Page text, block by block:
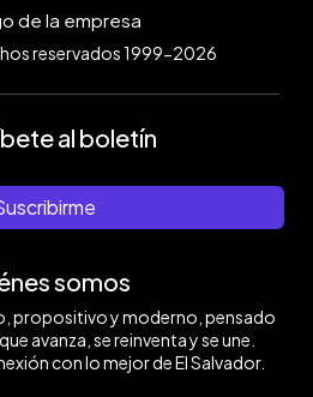
reservados 1999-2026
al boletín
somos
propositivo y moderno, pensado
avanza, se reinventa y se une.
con lo mejor de El Salvador.